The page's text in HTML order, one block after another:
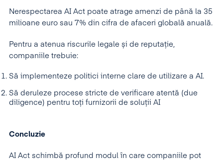
Nerespectarea AI Act poate atrage amenzi de până la 35
milioane euro sau 7% din cifra de afaceri globală anuală.
Pentru a atenua riscurile legale și de reputație,
companiile trebuie:
Să implementeze politici interne clare de utilizare a AI.
Să deruleze procese stricte de verificare atentă (due
diligence) pentru toți furnizorii de soluții AI
Concluzie
AI Act schimbă profund modul în care companiile pot